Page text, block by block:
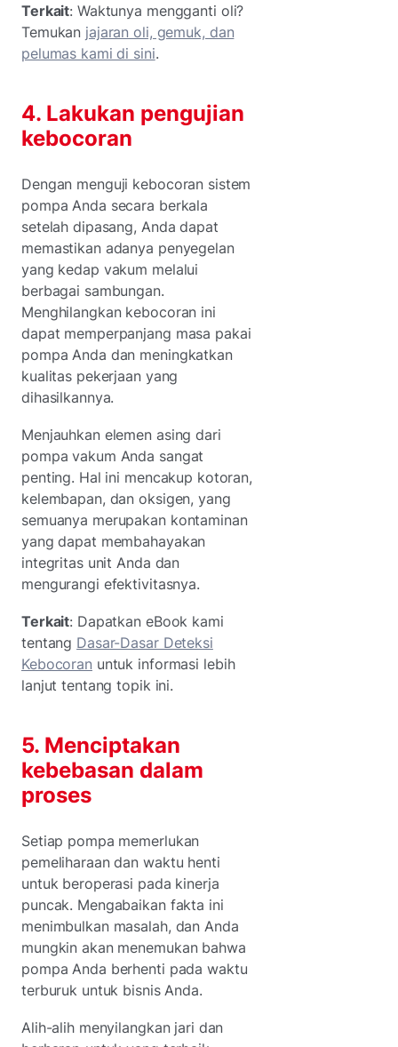
Terkait: Waktunya mengganti oli?
Temukan jajaran oli, gemuk, dan
pelumas kami di sini.
4. Lakukan pengujian
kebocoran
Dengan menguji kebocoran sistem
pompa Anda secara berkala
setelah dipasang, Anda dapat
memastikan adanya penyegelan
yang kedap vakum melalui
berbagai sambungan.
Menghilangkan kebocoran ini
dapat memperpanjang masa pakai
pompa Anda dan meningkatkan
kualitas pekerjaan yang
dihasilkannya.
Menjauhkan elemen asing dari
pompa vakum Anda sangat
penting. Hal ini mencakup kotoran,
kelembapan, dan oksigen, yang
semuanya merupakan kontaminan
yang dapat membahayakan
integritas unit Anda dan
mengurangi efektivitasnya.
Terkait: Dapatkan eBook kami
tentang Dasar-Dasar Deteksi
Kebocoran untuk informasi lebih
lanjut tentang topik ini.
5. Menciptakan
kebebasan dalam
proses
Setiap pompa memerlukan
pemeliharaan dan waktu henti
untuk beroperasi pada kinerja
puncak. Mengabaikan fakta ini
menimbulkan masalah, dan Anda
mungkin akan menemukan bahwa
pompa Anda berhenti pada waktu
terburuk untuk bisnis Anda.
Alih-alih menyilangkan jari dan